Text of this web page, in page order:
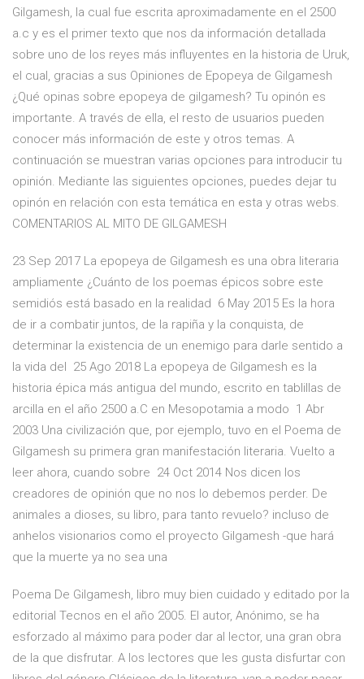
Gilgamesh, la cual fue escrita aproximadamente en el 2500
a.c y es el primer texto que nos da información detallada
sobre uno de los reyes más influyentes en la historia de Uruk,
el cual, gracias a sus Opiniones de Epopeya de Gilgamesh
¿Qué opinas sobre epopeya de gilgamesh? Tu opinón es
importante. A través de ella, el resto de usuarios pueden
conocer más información de este y otros temas. A
continuación se muestran varias opciones para introducir tu
opinión. Mediante las siguientes opciones, puedes dejar tu
opinón en relación con esta temática en esta y otras webs.
COMENTARIOS AL MITO DE GILGAMESH
23 Sep 2017 La epopeya de Gilgamesh es una obra literaria
ampliamente ¿Cuánto de los poemas épicos sobre este
semidiós está basado en la realidad 6 May 2015 Es la hora
de ir a combatir juntos, de la rapiña y la conquista, de
determinar la existencia de un enemigo para darle sentido a
la vida del 25 Ago 2018 La epopeya de Gilgamesh es la
historia épica más antigua del mundo, escrito en tablillas de
arcilla en el año 2500 a.C en Mesopotamia a modo 1 Abr
2003 Una civilización que, por ejemplo, tuvo en el Poema de
Gilgamesh su primera gran manifestación literaria. Vuelto a
leer ahora, cuando sobre 24 Oct 2014 Nos dicen los
creadores de opinión que no nos lo debemos perder. De
animales a dioses, su libro, para tanto revuelo? incluso de
anhelos visionarios como el proyecto Gilgamesh -que hará
que la muerte ya no sea una
Poema De Gilgamesh, libro muy bien cuidado y editado por la
editorial Tecnos en el año 2005. El autor, Anónimo, se ha
esforzado al máximo para poder dar al lector, una gran obra
de la que disfrutar. A los lectores que les gusta disfurtar con